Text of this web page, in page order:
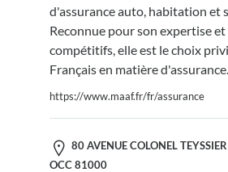
d'assurance auto, habitation et
Reconnue pour son expertise
compétitifs, elle est le choix
Français en matière d'assurance.
https://www.maaf.fr/fr/assurance
80 AVENUE COLONEL
OCC 81000